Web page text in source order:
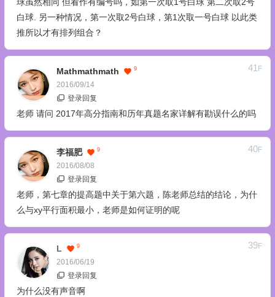
球虽然相同 但看作有编号吗，如第一次取1号白球 第二次取2号
白球. 另一种情况，第一次取2号白球，第1次取一号白球 以此类
推所以才有排列组合？
Mathmathmath 9
2016/09/14
41 F
登录回复
老师 请问 2017年高分指南和历年真题名家详解有勘误什么的吗
李福肥 9
2016/08/08
40F
登录回复
老师，第七章的提高题中关于第六题，陈老师总结的结论，为什
么与xy平行面积最小，老师是如何证明的呢
L 9
2016/06/19
39F
登录回复
为什么没有声音啊